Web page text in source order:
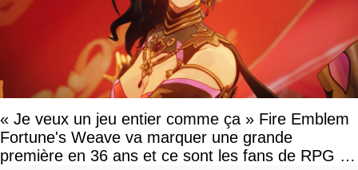
« Je veux un jeu entier comme ça » Fire Emblem
Fortune's Weave va marquer une grande
première en 36 ans et ce sont les fans de RPG en